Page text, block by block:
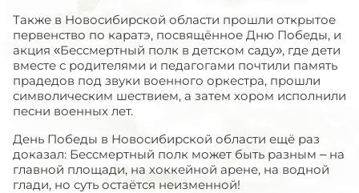
Также в Новосибирской области прошли открытое
первенство по каратэ, посвящённое Дню Победы, и
акция «Бессмертный полк в детском саду», где дети
вместе с родителями и педагогами почтили память
прадедов под звуки военного оркестра, прошли
символическим шествием, а затем хором исполнили
песни военных лет.
День Победы в Новосибирской области ещё раз
доказал: Бессмертный полк может быть разным – на
главной площади, на хоккейной арене, на водной
глади, но суть остаётся неизменной!